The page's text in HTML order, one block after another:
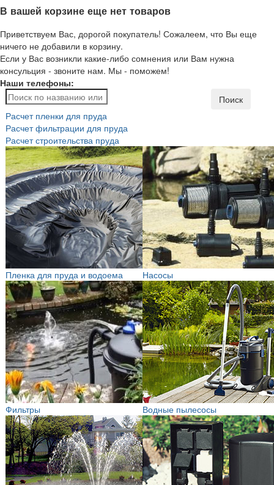
В вашей корзине еще нет товаров
Приветствуем Вас, дорогой покупатель! Сожалеем, что Вы еще
ничего не добавили в корзину.
Если у Вас возникли какие-либо сомнения или Вам нужна
консульция - звоните нам. Мы - поможем!
Наши телефоны:
Поиск
Расчет пленки для пруда
Расчет фильтрации для пруда
Расчет строительства пруда
Пленка для пруда и водоема Насосы
Фильтры Водные пылесосы